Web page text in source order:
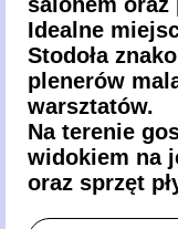
Idealne
Stodoła
plenerów
warsztatów.
Na terenie
widokiem na
oraz sprzęt